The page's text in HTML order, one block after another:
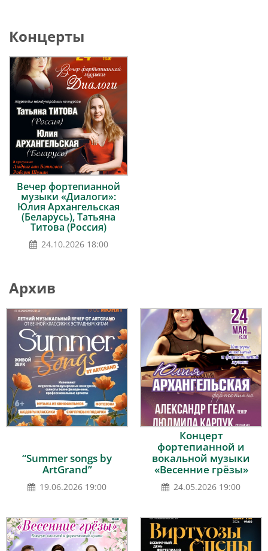
Концерты
Вечер фортепианной
музыки «Диалоги»:
Юлия Архангельская
(Беларусь), Татьяна
Титова (Россия)
24.10.2026 18:00
Архив
“Summer songs by
ArtGrand”
19.06.2026 19:00
Концерт
фортепианной и
вокальной музыки
«Весенние грёзы»
24.05.2026 19:00